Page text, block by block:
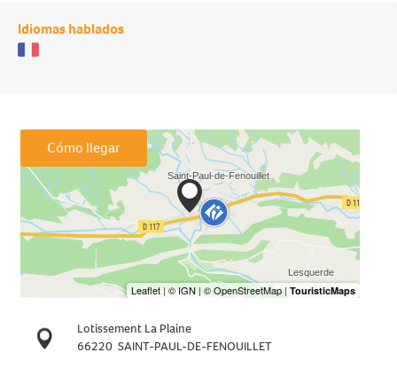
Idiomas hablados
Cómo llegar
Lotissement La Plaine
66220 SAINT-PAUL-DE-FENOUILLET